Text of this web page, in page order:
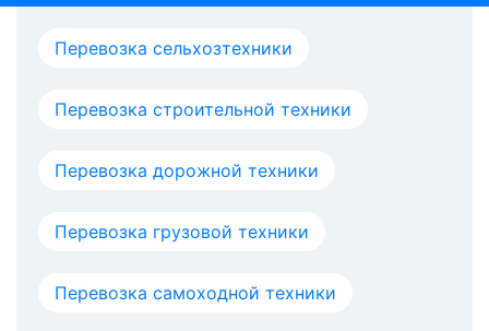
Перевозка сельхозтехники
Перевозка строительной техники
Перевозка дорожной техники
Перевозка грузовой техники
Перевозка самоходной техники